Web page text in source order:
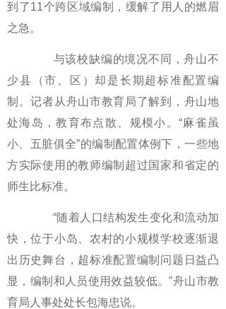
到了11个跨区域编制，缓解了用人的燃眉
之急。
与该校缺编的境况不同，舟山不
少县（市、区）却是长期超标准配置编
制。记者从舟山市教育局了解到，舟山地
处海岛，教育布点散、规模小。“麻雀虽
小、五脏俱全”的编制配置体例下，一些地
方实际使用的教师编制超过国家和省定的
师生比标准。
“随着人口结构发生变化和流动加
快，位于小岛、农村的小规模学校逐渐退
出历史舞台，超标准配置编制问题日益凸
显，编制和人员使用效益较低。”舟山市教
育局人事处处长包海忠说。